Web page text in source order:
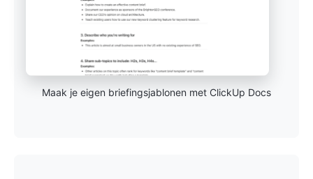
Maak je eigen briefingsjablonen met ClickUp Docs